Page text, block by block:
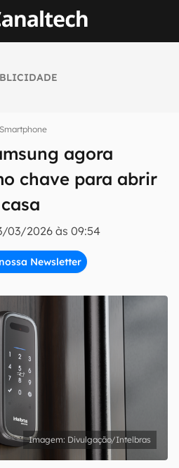
Smartphone
agora
chave para abrir
03/2026 às 09:54
Newsletter
tecnologia em primeira
se
do Canaltech.
Divulgação/Intelbras